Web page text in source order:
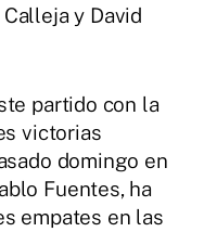
y David
partido con la
victorias
domingo en
Fuentes, ha
empates en las